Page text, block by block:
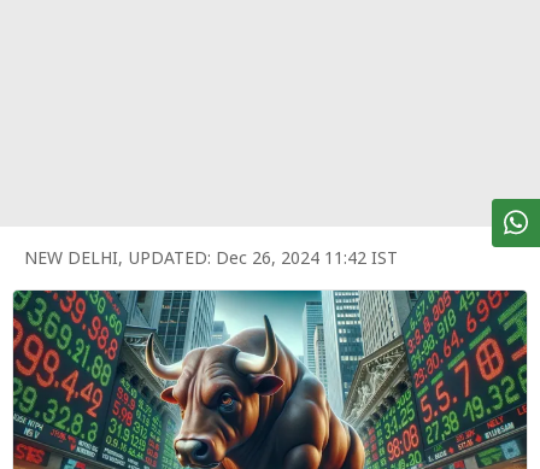
शेयर
बाज़ार
ट्रेंडिंग
बिजनेस
न्यूज
वीडियो
NEW DELHI, UPDATED: Dec 26, 2024 11:42 IST